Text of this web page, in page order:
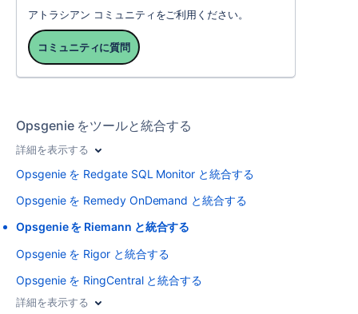
アトラシアン コミュニティをご利用ください。
コミュニティに質問
Opsgenie をツールと統合する
詳細を表示する
Opsgenie を Redgate SQL Monitor と統合する
Opsgenie を Remedy OnDemand と統合する
Opsgenie を Riemann と統合する
Opsgenie を Rigor と統合する
Opsgenie を RingCentral と統合する
詳細を表示する